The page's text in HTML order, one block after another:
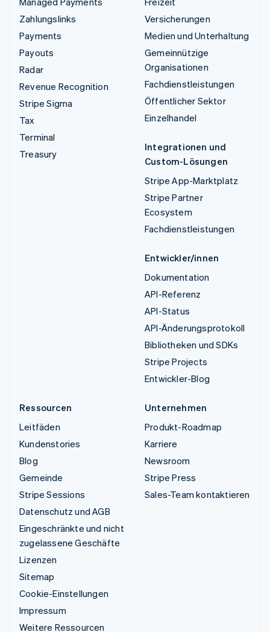
Zahlungslinks
Payments
Payouts
Radar
Revenue Recognition
Stripe Sigma
Tax
Terminal
Treasury
Versicherungen
Medien und Unterhaltung
Gemeinnützige
Organisationen
Fachdienstleistungen
Öffentlicher Sektor
Einzelhandel
Integrationen und
Custom-Lösungen
Stripe App-Marktplatz
Stripe Partner
Ecosystem
Fachdienstleistungen
Entwickler/innen
Dokumentation
API-Referenz
API-Status
API-Änderungsprotokoll
Bibliotheken und SDKs
Stripe Projects
Entwickler-Blog
Ressourcen
Leitfäden
Kundenstories
Blog
Gemeinde
Stripe Sessions
Datenschutz und AGB
Eingeschränkte und nicht
zugelassene Geschäfte
Lizenzen
Sitemap
Cookie-Einstellungen
Impressum
Weitere Ressourcen
Unternehmen
Produkt-Roadmap
Karriere
Newsroom
Stripe Press
Sales-Team kontaktieren